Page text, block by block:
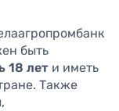
быть
18 лет и иметь
Также